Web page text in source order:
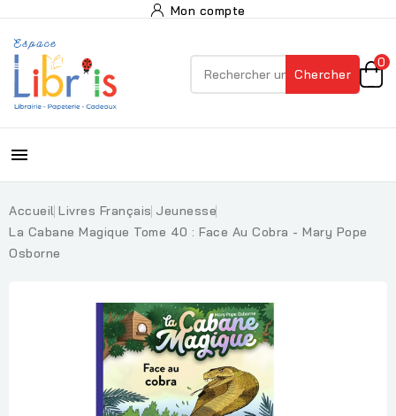
Mon compte
Chercher
0

Accueil Livres Français Jeunesse
La Cabane Magique Tome 40 : Face Au Cobra - Mary Pope
Osborne